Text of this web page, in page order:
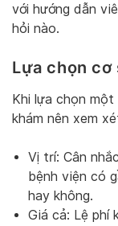
với hướng dẫn
hỏi nào.
Lựa chọn cơ
Khi lựa chọn
khám nên xem
Vị trí: Cân
bệnh viện có
hay không.
Giá cả: Lệ phí